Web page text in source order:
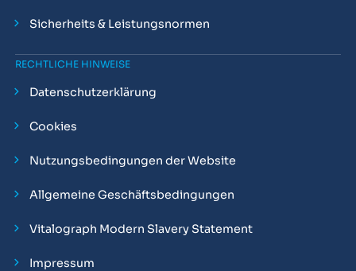
Sicherheits & Leistungsnormen
RECHTLICHE HINWEISE
Datenschutzerklärung
Cookies
Nutzungsbedingungen der Website
Allgemeine Geschäftsbedingungen
Vitalograph Modern Slavery Statement
Impressum